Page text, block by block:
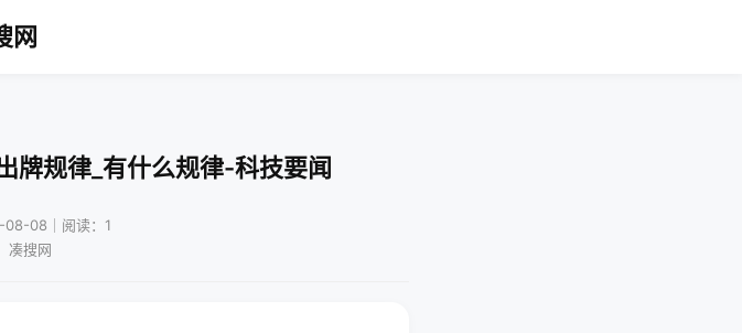
网
牌规律_有什么规律-科技要闻
08｜阅读：1
凑搜网